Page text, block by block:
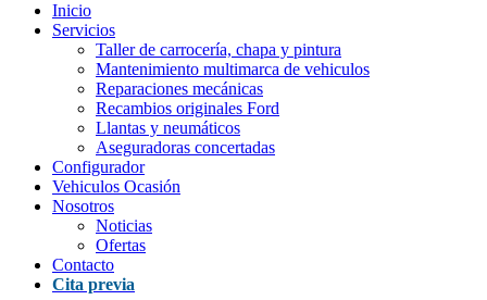
Inicio
Servicios
Taller de carrocería, chapa y pintura
Mantenimiento multimarca de vehiculos
Reparaciones mecánicas
Recambios originales Ford
Llantas y neumáticos
Aseguradoras concertadas
Configurador
Vehiculos Ocasión
Nosotros
Noticias
Ofertas
Contacto
Cita previa